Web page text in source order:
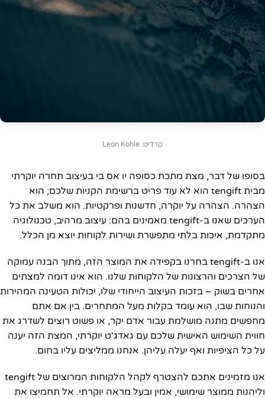
קרדיט: Leon Kohle
בסופו של דבר, מצת מתכת כסופה יו אס בי בעיצוב תחרה יוקרתי
מבית tengift הוא לא עוד פריט ברשימת הקניות שלכם; הוא
הצהרה. הצהרה על יוקרה, חדשנות ופרקטיות. הוא משלב את כל
הערכים שאנו ב-tengift מאמינים בהם: עיצוב מרהיב, טכנולוגיה
מתקדמת, איכות בלתי מתפשרת ושירות לקוחות יוצא מן הכלל.
אנו ב-tengift בחרנו בקפידה את המוצר הזה, מתוך הבנה עמוקה
של הצרכים והרצונות של הלקוחות שלנו. הוא אינו דומה למצתים
אחרים בשוק – בזכות העיצוב הייחודי שלו, יכולות הטעינה המהירות
והנוחות שבו, הוא עומד בקלות מעל המתחרים. בין אם אתם
מחפשים מתנה מושלמת עבור אדם יקר, או פשוט רוצים לשדרג את
חווית השימוש האישית שלכם עם גאדג'ט יוקרתי, המצת הזה יענה
על כל הציפיות ואף יעלה עליהן. אנחנו ממליצים עליו בחום.
אנו מזמינים אתכם להצטרף לקהל הלקוחות המרוצים של tengift
וליהנות ממוצר שימושי, אמין ובעל מראה יוקרתי. אל תחמיצו את